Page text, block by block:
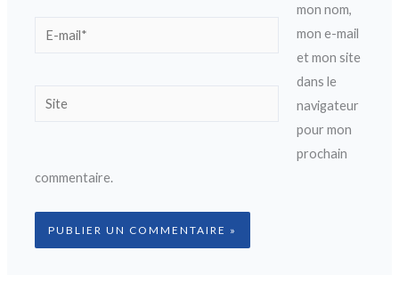
E-
Site
mon nom,
mon e-mail
et mon site
dans le
navigateur
pour mon
prochain
commentaire.